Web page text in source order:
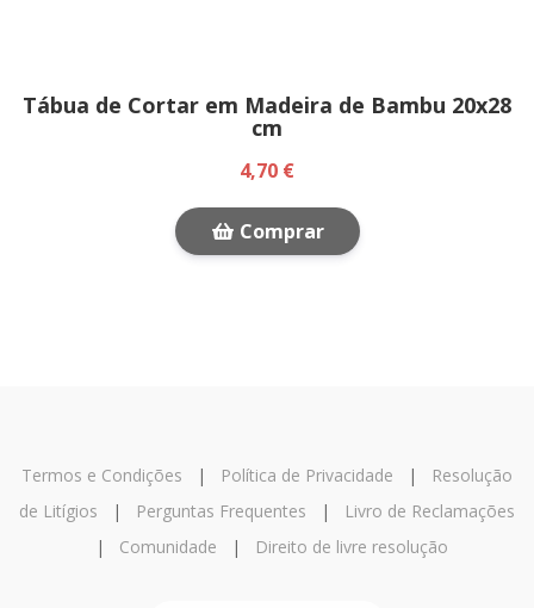
Tábua de Cortar em Madeira de Bambu 20x28
cm
4,70 €
Comprar
Termos e Condições | Política de Privacidade |
Resolução
de Litígios | Perguntas Frequentes |
Livro de Reclamações
| Comunidade | Direito de livre resolução